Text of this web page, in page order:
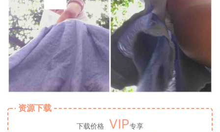
资源下载
下载价格 VIP专享